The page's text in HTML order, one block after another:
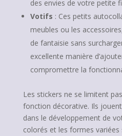
des envies de votre petite
Votifs : Ces petits
meubles ou les
de fantaisie sans
excellente manière
compromettre la
Les stickers ne se limitent
fonction décorative. Ils
dans le développement de
colorés et les formes